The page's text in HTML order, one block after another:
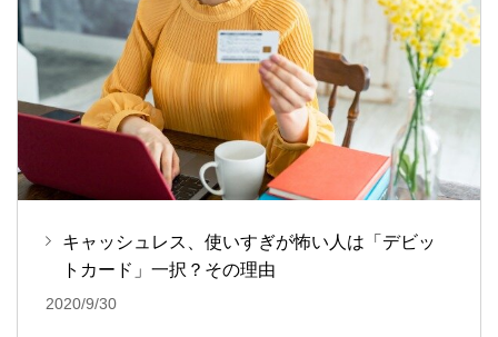
キャッシュレス、使いすぎが怖い人は「デビッ
トカード」一択？その理由
2020/9/30